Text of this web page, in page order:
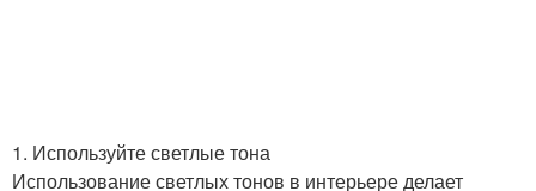
1. Используйте светлые тона
Использование светлых тонов в интерьере делает